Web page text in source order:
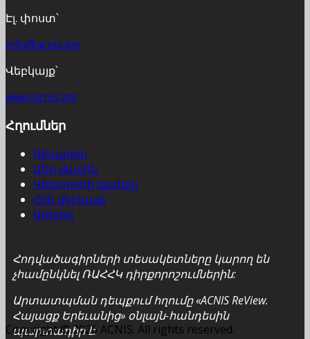
Էլ. փոստ՝
info@acnis.am
Վեբկայք՝
www.acnis.am
Հղումներ
Գլխավոր
Մեր մասին
Կենտրոնի կյանքը
Հին վեբկայք
Արխիվ
Հոդվածագիրների տեսակետները կարող են
չհամընկնել ՌԱՀՀԿ դիրքորոշումներին:
Արտատպման դեպքում հղումը «ACNIS ReView.
Հայացք Երեւանից» օնլայն-հանդեսին
պարտադիր է:
Copyright © 2026 ACNIS. All rights reserved.